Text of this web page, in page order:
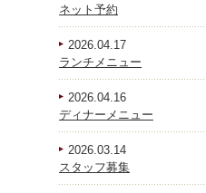
ネット予約
2026.04.17
ランチメニュー
2026.04.16
ディナーメニュー
2026.03.14
スタッフ募集